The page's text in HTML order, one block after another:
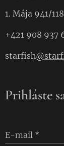
1. Mája 941/
+421 908 937
starfish
Prihláste
E-mail